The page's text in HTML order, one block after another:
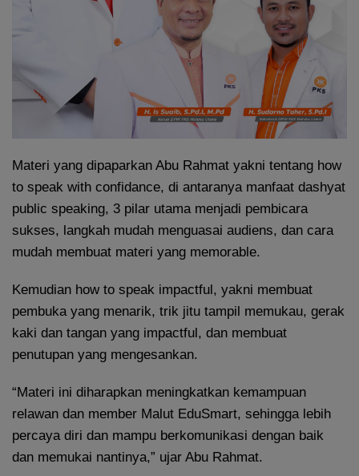
Materi yang dipaparkan Abu Rahmat yakni tentang how
to speak with confidance, di antaranya manfaat dashyat
public speaking, 3 pilar utama menjadi pembicara
sukses, langkah mudah menguasai audiens, dan cara
mudah membuat materi yang memorable.
Kemudian how to speak impactful, yakni membuat
pembuka yang menarik, trik jitu tampil memukau, gerak
kaki dan tangan yang impactful, dan membuat
penutupan yang mengesankan.
“Materi ini diharapkan meningkatkan kemampuan
relawan dan member Malut EduSmart, sehingga lebih
percaya diri dan mampu berkomunikasi dengan baik
dan memukai nantinya,” ujar Abu Rahmat.